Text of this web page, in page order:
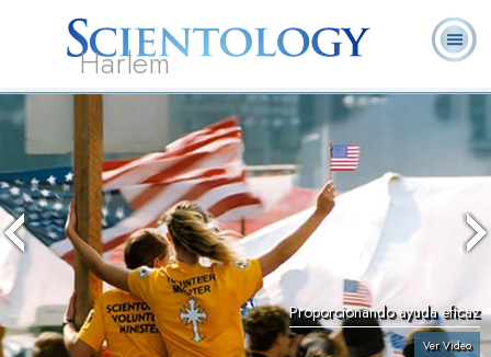
Harlem
Nosotros
Scientology?
Ministros
Voluntarios
Preguntas
Proporcionando ayuda eficaz
Ver Video